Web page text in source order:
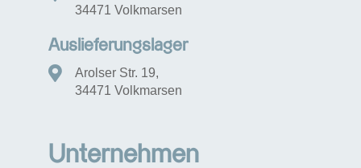
34471 Volkmarsen
Auslieferungslager
Arolser Str. 19,
34471 Volkmarsen
Unternehmen